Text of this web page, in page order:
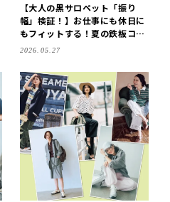
【大人の黒サロペット「振り
幅」検証！】お仕事にも休日に
もフィットする！夏の鉄板コー
デ
2026.05.27